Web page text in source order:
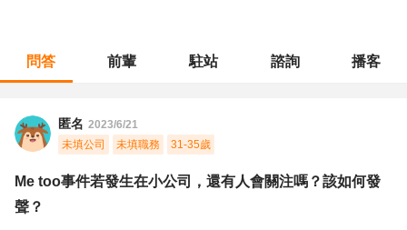
問答 前輩 駐站 諮詢 播客
匿名 2023/6/21
未填公司
未填職務 31-35歲
Me too事件若發生在小公司，還有人會關注嗎？該如何發
聲？